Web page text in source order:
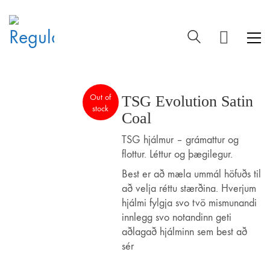
Out of
stock
TSG Evolution Satin
Coal
TSG hjálmur – grámattur og
flottur. Léttur og þægilegur.
Best er að mæla ummál höfuðs til
að velja réttu stærðina. Hverjum
hjálmi fylgja svo tvö mismunandi
innlegg svo notandinn geti
aðlagað hjálminn sem best að
sér